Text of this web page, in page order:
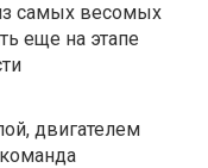
самых весомых
еще на этапе
двигателем